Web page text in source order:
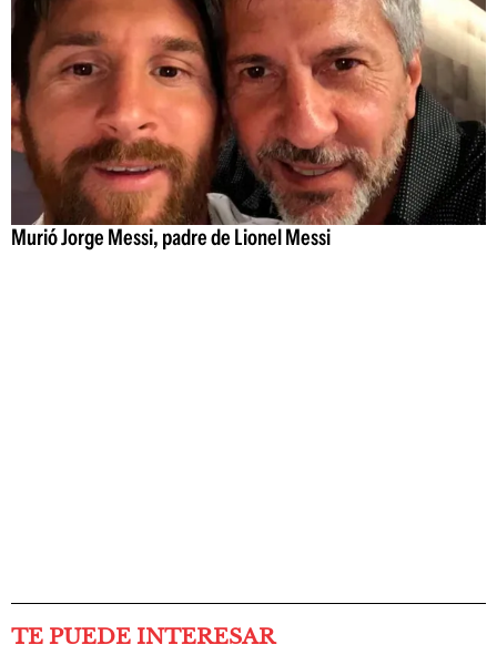
Murió Jorge Messi, padre de Lionel Messi
TE PUEDE INTERESAR